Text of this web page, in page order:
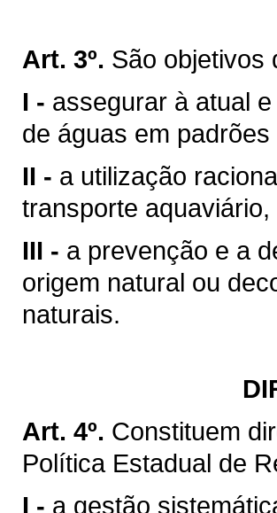
Art. 3º. São objetivos
I - assegurar à atual
de águas em
II - a utilização
transporte
III - a prevenção e a
origem natural ou
naturais.
Art. 4º. Constituem
Política Estadual de
I - a gestão